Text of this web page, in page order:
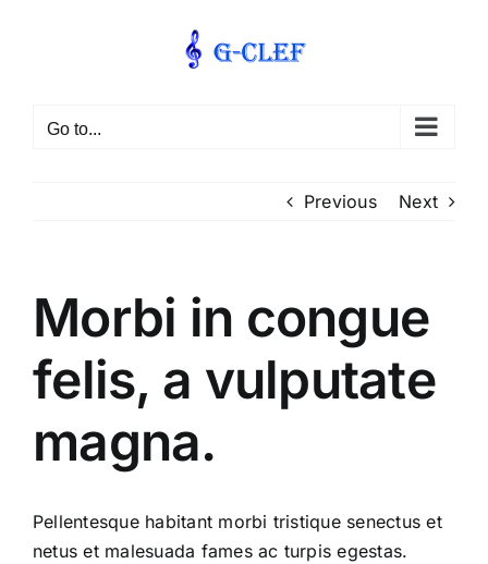
Go to...
Previous Next
Morbi in congue
felis, a vulputate
magna.
Pellentesque habitant morbi tristique senectus et
netus et malesuada fames ac turpis egestas.